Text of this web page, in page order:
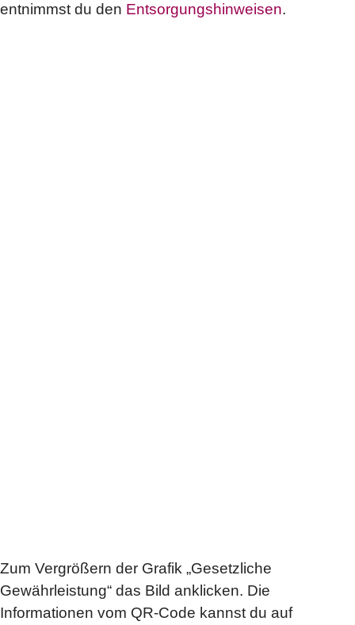
entnimmst du den Entsorgungshinweisen.
Zum Vergrößern der Grafik „Gesetzliche
Gewährleistung“ das Bild anklicken. Die
Informationen vom QR-Code kannst du auf